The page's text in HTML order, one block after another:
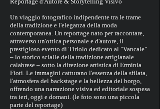
Un viaggio fotografico indipendente tra le trame
della tradizione e l'eleganza della moda
contemporanea. Un reportage nato per raccontare,
attraverso un'ottica personale e d'autore, il
prestigioso evento di Tiriolo dedicato al "Vancale"
– lo storico scialle della tradizione artigianale
calabrese – sotto la direzione artistica di Erminia
Fioti. Le immagini catturano l'essenza della sfilata,
l'atmosfera del backstage e la bellezza del borgo,
offrendo una narrazione visiva ed editoriale sospesa
tra ieri, oggi e domani. (le foto sono una piccola
parte del reportage)